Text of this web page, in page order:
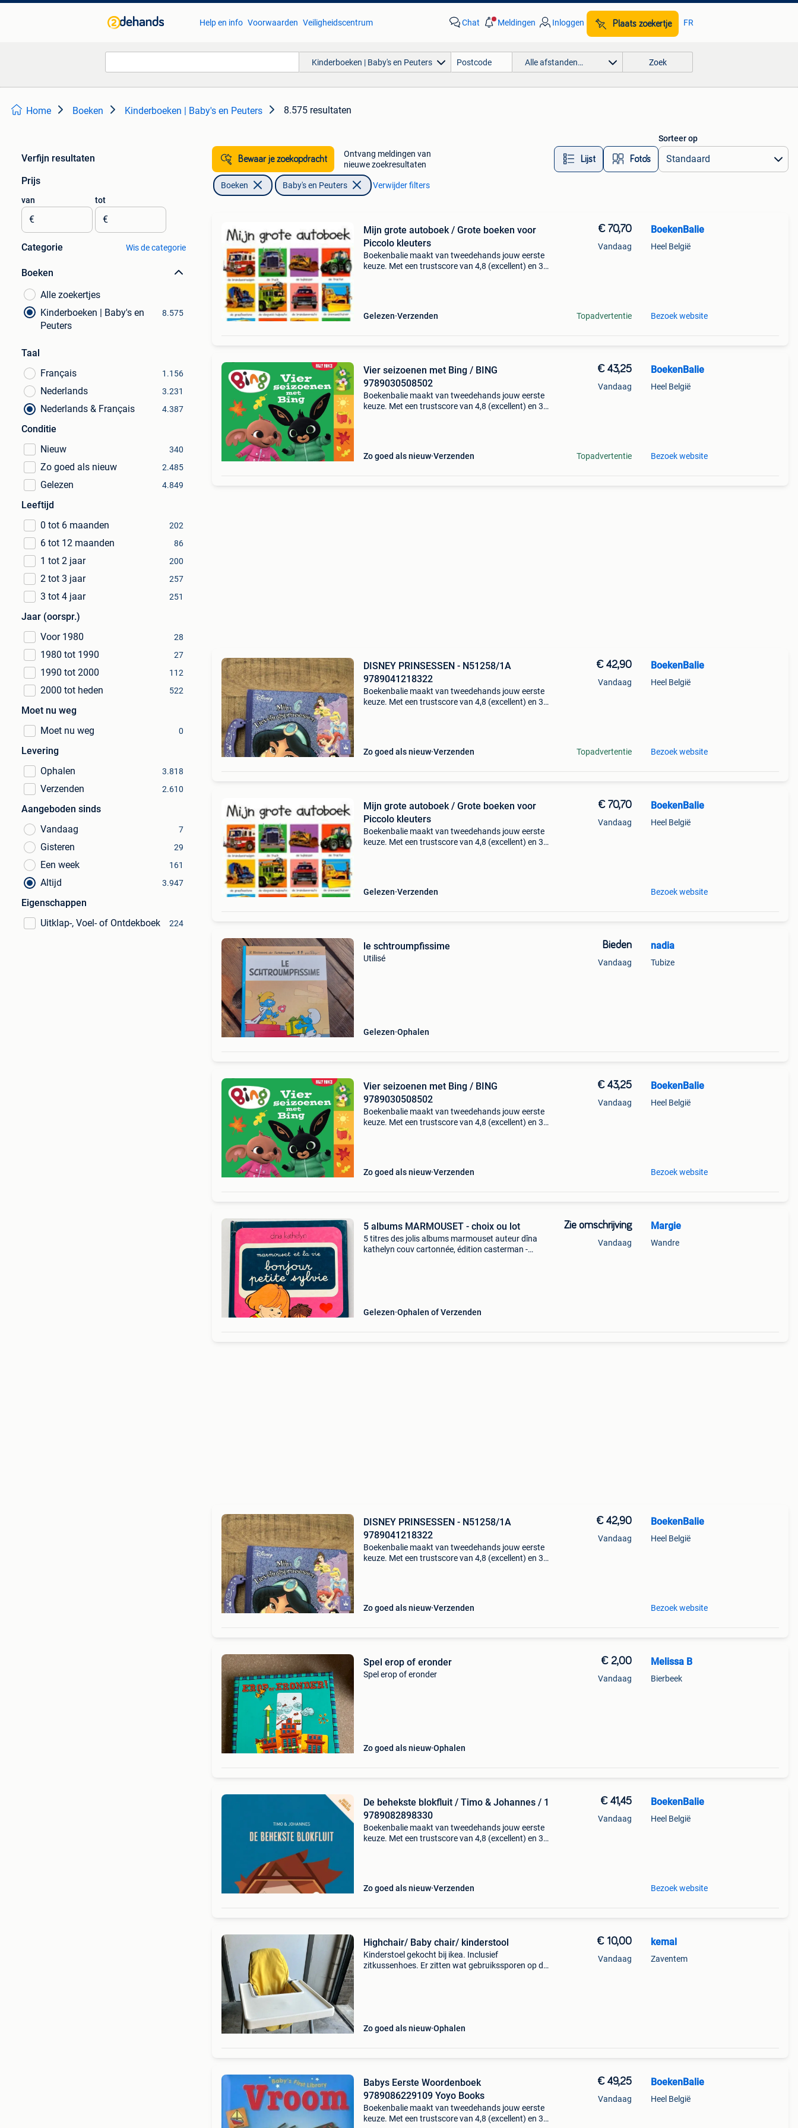
Help en info Voorwaarden Veiligheidscentrum Chat Meldingen Inloggen Plaats zoekertje FR
Kinderboeken | Baby's en Peuters Alle afstanden… Zoek
Home Boeken Kinderboeken | Baby's en Peuters 8.575 resultaten
Verfijn resultaten
Prijs
van
€
tot
€
Categorie Wis de categorie
Boeken
Alle zoekertjes
Kinderboeken | Baby's en
Peuters
8.575
Taal
Français
1.156
Nederlands 3.231
Nederlands & Français 4.387
Conditie
Nieuw
340
Zo goed als nieuw 2.485
Gelezen 4.849
Leeftijd
0 tot 6 maanden
202
6 tot 12 maanden 86
1 tot 2 jaar 200
2 tot 3 jaar 257
3 tot 4 jaar 251
Jaar (oorspr.)
Voor 1980
28
1980 tot 1990 27
1990 tot 2000 112
2000 tot heden 522
Moet nu weg
Moet nu weg
0
Levering
Ophalen
3.818
Verzenden 2.610
Aangeboden sinds
Vandaag
7
Gisteren 29
Een week 161
Altijd 3.947
Eigenschappen
Uitklap-, Voel- of Ontdekboek
224
Bewaar je zoekopdracht
Ontvang meldingen van
nieuwe zoekresultaten
Lijst Foto’s
Sorteer op
Boeken Baby's en Peuters Verwijder filters
Mijn grote autoboek / Grote boeken voor
Piccolo kleuters
Boekenbalie maakt van tweedehands jouw eerste
keuze. Met een trustscore van 4,8 (excellent) en 30
Gelezen Verzenden
€ 70,70
Vandaag
Topadvertentie
BoekenBalie
Heel België
Bezoek website
Vier seizoenen met Bing / BING
9789030508502
Boekenbalie maakt van tweedehands jouw eerste
keuze. Met een trustscore van 4,8 (excellent) en 30
Zo goed als nieuw Verzenden
€ 43,25
Vandaag
Topadvertentie
BoekenBalie
Heel België
Bezoek website
DISNEY PRINSESSEN - N51258/1A
9789041218322
Boekenbalie maakt van tweedehands jouw eerste
keuze. Met een trustscore van 4,8 (excellent) en 30
Zo goed als nieuw Verzenden
€ 42,90
Vandaag
Topadvertentie
BoekenBalie
Heel België
Bezoek website
Mijn grote autoboek / Grote boeken voor
Piccolo kleuters
Boekenbalie maakt van tweedehands jouw eerste
keuze. Met een trustscore van 4,8 (excellent) en 30
Gelezen Verzenden
€ 70,70
Vandaag
BoekenBalie
Heel België
Bezoek website
le schtroumpfissime
Utilisé
Gelezen Ophalen
Bieden
Vandaag
nadia
Tubize
Vier seizoenen met Bing / BING
9789030508502
Boekenbalie maakt van tweedehands jouw eerste
keuze. Met een trustscore van 4,8 (excellent) en 30
Zo goed als nieuw Verzenden
€ 43,25
Vandaag
BoekenBalie
Heel België
Bezoek website
5 albums MARMOUSET - choix ou lot
5 titres des jolis albums marmouset auteur dîna
kathelyn couv cartonnée, édition casterman -
Gelezen Ophalen of Verzenden
Zie omschrijving
Vandaag
Margie
Wandre
DISNEY PRINSESSEN - N51258/1A
9789041218322
Boekenbalie maakt van tweedehands jouw eerste
keuze. Met een trustscore van 4,8 (excellent) en 30
Zo goed als nieuw Verzenden
€ 42,90
Vandaag
BoekenBalie
Heel België
Bezoek website
Spel erop of eronder
Spel erop of eronder
Zo goed als nieuw Ophalen
€ 2,00
Vandaag
Melissa B
Bierbeek
De behekste blokfluit / Timo & Johannes / 1
9789082898330
Boekenbalie maakt van tweedehands jouw eerste
keuze. Met een trustscore van 4,8 (excellent) en 30
Zo goed als nieuw Verzenden
€ 41,45
Vandaag
BoekenBalie
Heel België
Bezoek website
Highchair/ Baby chair/ kinderstool
Kinderstoel gekocht bij ikea. Inclusief
zitkussenhoes. Er zitten wat gebruikssporen op de
Zo goed als nieuw Ophalen
€ 10,00
Vandaag
kemal
Zaventem
Babys Eerste Woordenboek
9789086229109 Yoyo Books
Boekenbalie maakt van tweedehands jouw eerste
keuze. Met een trustscore van 4,8 (excellent) en 30
€ 49,25
Vandaag
BoekenBalie
Heel België